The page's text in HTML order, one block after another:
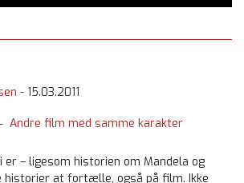
- 15.03.2011
- Andre film med samme karakter
er – ligesom historien om Mandela og
historier at fortælle, også på film. Ikke